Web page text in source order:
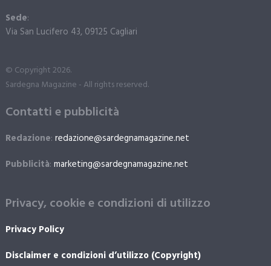
Sede:
Via San Lucifero 43, 09125 Cagliari
© Copyright 2026.
Sardegna Magazine - All rights reserved.
Contatti e pubblicità
Redazione: redazione@sardegnamagazine.net
Pubblicità: marketing@sardegnamagazine.net
Privacy, cookie e condizioni di utilizzo
Privacy Policy
Disclaimer e condizioni d’utilizzo (Copyright)